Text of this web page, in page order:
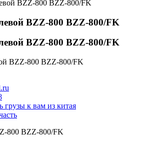
BZZ-800 BZZ-800/FK
BZZ-800 BZZ-800/FK
BZZ-800 BZZ-800/FK
грузы к вам из китая
800 BZZ-800/FK